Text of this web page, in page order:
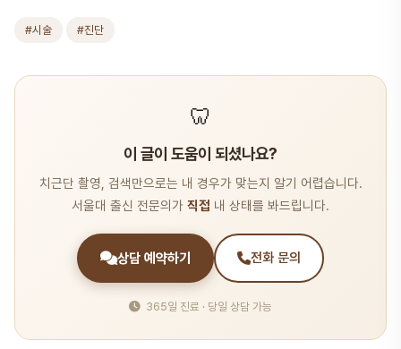
#시술 #진단
🦷
이 글이 도움이 되셨나요?
치근단 촬영, 검색만으로는 내 경우가 맞는지 알기 어렵습니다.
서울대 출신 전문의가 직접 내 상태를 봐드립니다.
상담 예약하기 전화 문의
365일 진료 · 당일 상담 가능